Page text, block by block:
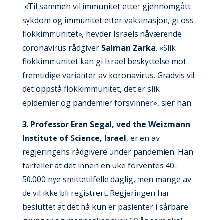
«Til sammen vil immunitet etter gjennomgått
sykdom og immunitet etter vaksinasjon, gi oss
flokkimmunitet», hevder Israels nåværende
coronavirus rådgiver Salman Zarka. «Slik
flokkimmunitet kan gi Israel beskyttelse mot
fremtidige varianter av koronavirus. Gradvis vil
det oppstå flokkimmunitet, det er slik
epidemier og pandemier forsvinner», sier han.
3. Professor Eran Segal, ved the Weizmann
Institute of Science, Israel, er en av
regjeringens rådgivere under pandemien. Han
forteller at det innen en uke forventes 40-
50.000 nye smittetilfelle daglig, men mange av
de vil ikke bli registrert. Regjeringen har
besluttet at det nå kun er pasienter i sårbare